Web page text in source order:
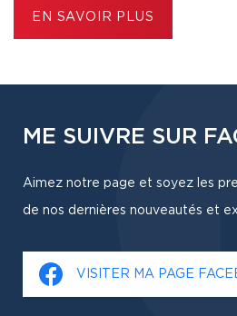
EN SAVOIR PLUS
ME SUIVRE SUR
Aimez notre page et soyez les
de nos dernières nouveautés et
VISITER MA PAGE